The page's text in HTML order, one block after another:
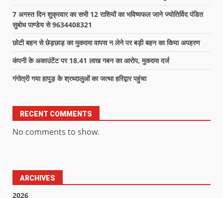
7 अगस्त दिन शुक्रवार का सभी 12 राशियों का भविष्यफल जाने ज्योतिर्विद पंडित
सुबोध पाण्डेय से 9634408321
छोटी बहन से छेड़छाड़ का मुकदमा वापस न लेने पर बड़ी बहन का किया अपहरण
कंपनी के अकाउंटेंट पर 18.41 लाख गबन का आरोप, मुकदमा दर्ज
गंगोत्री गया हापुड़ के श्रध्दालुओं का जत्था हरिद्वार पहुंचा
RECENT COMMENTS
No comments to show.
ARCHIVES
2026